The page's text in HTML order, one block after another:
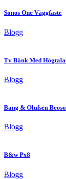
Sonos One Väggfäste
Blogg
Tv Bänk Med
Blogg
Bang & Olufsen
Blogg
B&w Px8
Blogg